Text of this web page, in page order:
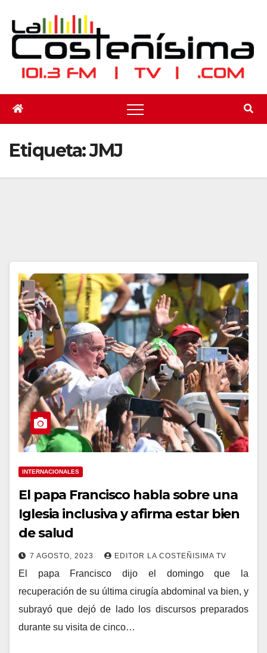
contenido
Etiqueta:JMJ
INTERNACIONALES
El papa Francisco habla sobre una
Iglesia inclusiva y afirma estar bien
de salud
7 AGOSTO, 2023 EDITOR LA COSTEÑISIMA TV
El papa Francisco dijo el domingo que la
recuperación de su última cirugía abdominal va bien, y
subrayó que dejó de lado los discursos preparados
durante su visita de cinco…